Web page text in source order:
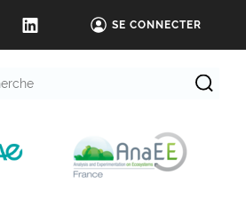
SE CONNECTER